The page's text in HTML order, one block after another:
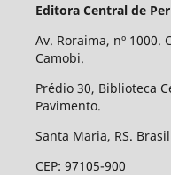
Editora Central de
Av. Roraima, nº
Camobi.
Prédio 30, Biblioteca
Pavimento.
Santa Maria, RS.
CEP: 97105-900